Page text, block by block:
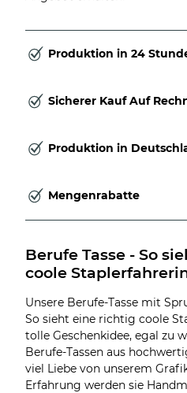
Produktion in 24
Sicherer Kauf Auf
Produktion in
Mengenrabatte
Berufe Tasse - So
coole
Unsere Berufe-Tasse mit
So sieht eine richtig coole
tolle Geschenkidee, egal zu
Berufe-Tassen aus
viel Liebe von unserem
Erfahrung werden sie